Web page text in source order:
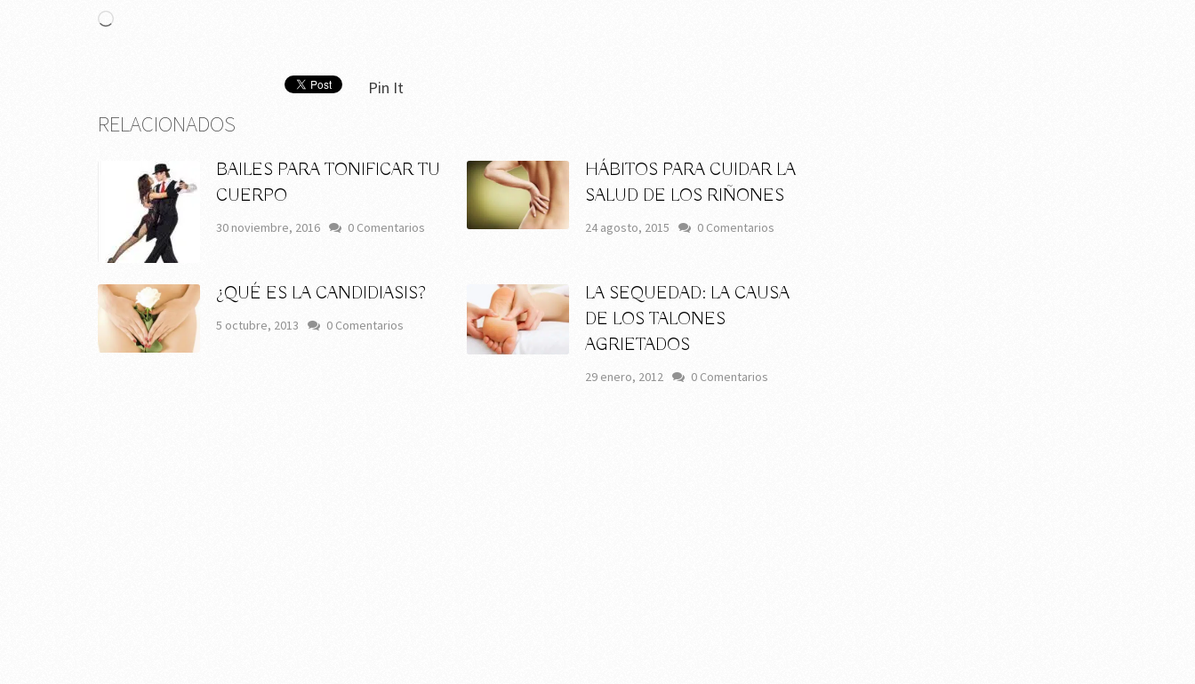
Cargando...
Pin It
RELACIONADOS
BAILES PARA TONIFICAR TU
CUERPO
30 noviembre, 2016 0 Comentarios
HÁBITOS PARA CUIDAR LA
SALUD DE LOS RIÑONES
24 agosto, 2015 0 Comentarios
¿QUÉ ES LA CANDIDIASIS?
5 octubre, 2013 0 Comentarios
LA SEQUEDAD: LA CAUSA
DE LOS TALONES
AGRIETADOS
29 enero, 2012 0 Comentarios